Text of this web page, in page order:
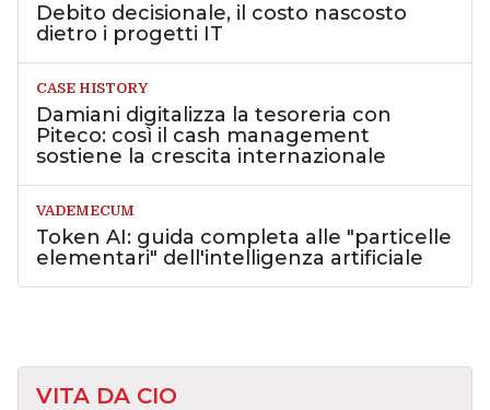
Debito decisionale, il costo nascosto
dietro i progetti IT
CASE HISTORY
Damiani digitalizza la tesoreria con
Piteco: così il cash management
sostiene la crescita internazionale
VADEMECUM
Token AI: guida completa alle "particelle
elementari" dell'intelligenza artificiale
VITA DA CIO